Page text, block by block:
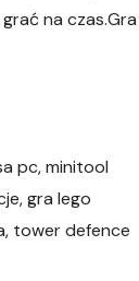
na czas.Gra
pc, minitool
gra lego
tower defence